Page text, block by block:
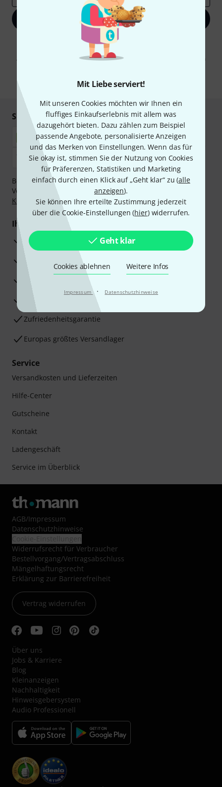
Mit Liebe serviert!
Mit unseren Cookies möchten wir Ihnen ein
fluffiges Einkaufserlebnis mit allem was
dazugehört bieten. Dazu zählen zum Beispiel
passende Angebote, personalisierte Anzeigen
und das Merken von Einstellungen. Wenn das für
Sie okay ist, stimmen Sie der Nutzung von Cookies
für Präferenzen, Statistiken und Marketing
einfach durch einen Klick auf „Geht klar“ zu (alle
anzeigen).
Sie können Ihre erteilte Zustimmung jederzeit
über die Cookie-Einstellungen (hier) widerrufen.
Geht klar
Cookies ablehnen Weitere Infos
Impressum · Datenschutzhinweise
Jetzt anmelden
Mit Klick auf „Jetzt anmelden“ stimmen Sie dem Erhalt von E-Mail-
Werbung und einer Messung des E-Mail-Nutzungsverhaltens zu. Die
Abmeldung ist jederzeit möglich. Weitere Informationen finden Sie in
* Pflichtfeld
Sicher einkaufen & bezahlen
Bezahlen Sie vertraulich und sicher per Nachnahme,
Vorkasse, PayPal, Amazon Pay,Klarna Sofort bezahlen
Klarna Ratenzahlungoder Kreditkarte.
Ihre Vorteile
3 Jahre Thomann Garantie
30 Tage Money-Back-Garantie
Beratung durch Fachexperten
Zufriedenheitsgarantie
Europas größtes Versandlager
Service
Versandkosten und Lieferzeiten
Hilfe-Center
Gutscheine
Kontakt
Ladengeschäft
Service im Überblick
AGB/Impressum
Datenschutzhinweise
Widerrufsrecht für Verbraucher
Bestellvorgang/Vertragsabschluss
Mängelhaftungsrecht
Erklärung zur Barrierefreiheit
Vertrag widerrufen
Über uns
Jobs & Karriere
Blog
Kleinanzeigen
Nachhaltigkeit
Hinweisgebersystem
Audio Professionell